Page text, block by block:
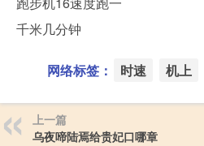
千米几分钟
网络标签： 时速 机上
上一篇
乌夜啼陆焉给贵妃口哪章